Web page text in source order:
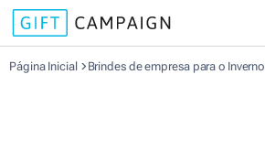
Página Inicial Brindes de empresa para o Inverno